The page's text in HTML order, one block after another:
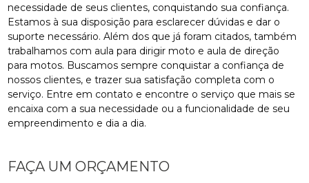
necessidade de seus clientes, conquistando sua confiança.
Estamos à sua disposição para esclarecer dúvidas e dar o
suporte necessário. Além dos que já foram citados, também
trabalhamos com aula para dirigir moto e aula de direção
para motos. Buscamos sempre conquistar a confiança de
nossos clientes, e trazer sua satisfação completa com o
serviço. Entre em contato e encontre o serviço que mais se
encaixa com a sua necessidade ou a funcionalidade de seu
empreendimento e dia a dia.
FAÇA UM ORÇAMENTO